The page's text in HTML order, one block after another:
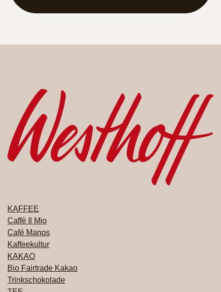
PRODUKTE
KAFFEE
Caffè Il Mio
Café Manos
Kaffeekultur
KAKAO
Bio Fairtrade Kakao
Trinkschokolade